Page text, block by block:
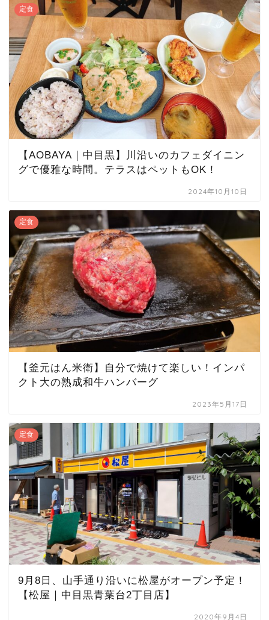
定食
【AOBAYA｜中目黒】川沿いのカフェダイニン
グで優雅な時間。テラスはペットもOK！
2024年10月10日
定食
【釜元はん米衛】自分で焼けて楽しい！インパ
クト大の熟成和牛ハンバーグ
2023年5月17日
定食
9月8日、山手通り沿いに松屋がオープン予定！
【松屋｜中目黒青葉台2丁目店】
2020年9月4日